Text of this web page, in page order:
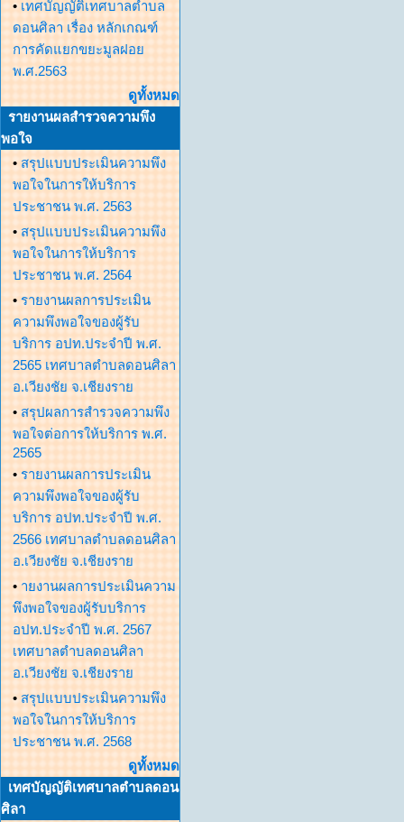
• เทศบัญญัติเทศบาลตำบล
ดอนศิลา เรื่อง หลักเกณฑ์
การคัดแยกขยะมูลฝอย
พ.ศ.2563
ดูทั้งหมด
รายงานผลสำรวจความพึง
พอใจ
• สรุปแบบประเมินความพึง
พอใจในการให้บริการ
ประชาชน พ.ศ. 2563
• สรุปแบบประเมินความพึง
พอใจในการให้บริการ
ประชาชน พ.ศ. 2564
• รายงานผลการประเมิน
ความพึงพอใจของผู้รับ
บริการ อปท.ประจำปี พ.ศ.
2565 เทศบาลตำบลดอนศิลา
อ.เวียงชัย จ.เชียงราย
• สรุปผลการสำรวจความพึง
พอใจต่อการให้บริการ พ.ศ.
2565
• รายงานผลการประเมิน
ความพึงพอใจของผู้รับ
บริการ อปท.ประจำปี พ.ศ.
2566 เทศบาลตำบลดอนศิลา
อ.เวียงชัย จ.เชียงราย
• ายงานผลการประเมินความ
พึงพอใจของผู้รับบริการ
อปท.ประจำปี พ.ศ. 2567
เทศบาลตำบลดอนศิลา
อ.เวียงชัย จ.เชียงราย
• สรุปแบบประเมินความพึง
พอใจในการให้บริการ
ประชาชน พ.ศ. 2568
ดูทั้งหมด
เทศบัญญัติเทศบาลตำบลดอน
ศิลา